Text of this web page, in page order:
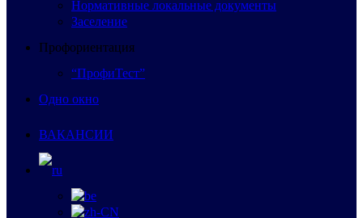
Нормативные локальные документы
Заселение
Профориентация
“ПрофиТест”
Одно окно
ВАКАНСИИ